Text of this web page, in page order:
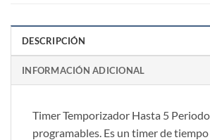
DESCRIPCIÓN
INFORMACIÓN ADICIONAL
Timer Temporizador Hasta 5
programables. Es un timer de